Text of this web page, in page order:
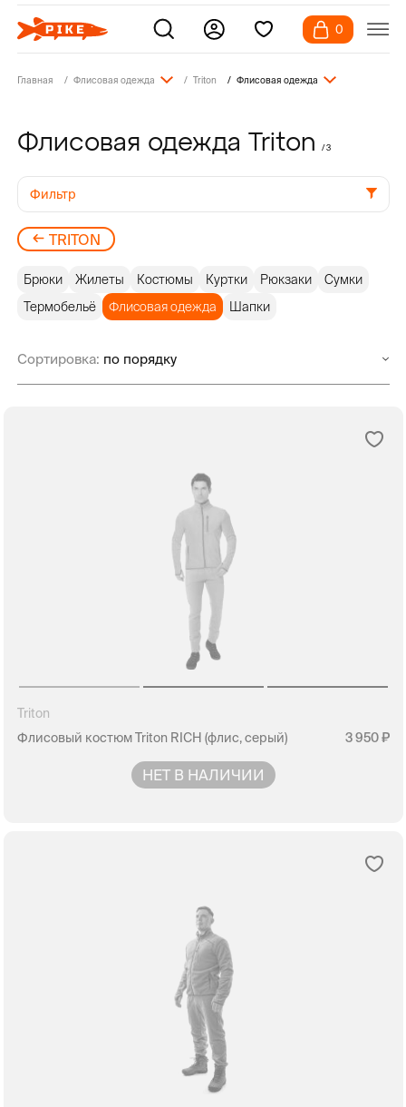
0
Главная Флисовая одежда Triton Флисовая одежда
Флисовая одежда Triton / 3
Фильтр
TRITON
Брюки Жилеты Костюмы Куртки Рюкзаки
Сумки
Термобельё
Флисовая одежда Шапки
Сортировка:
Triton
Флисовый костюм Triton RICH (флис, серый)
3 950
НЕТ В НАЛИЧИИ